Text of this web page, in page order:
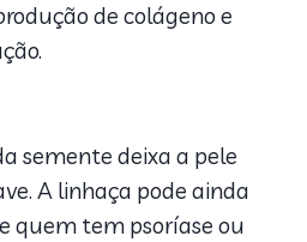
de colágeno e
semente deixa a pele
A linhaça pode ainda
quem tem psoríase ou